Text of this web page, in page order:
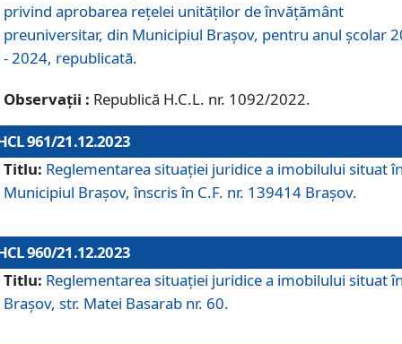
privind aprobarea rețelei unităților de învăţământ
preuniversitar, din Municipiul Braşov, pentru anul școlar
- 2024, republicată.
Observații : Republică H.C.L. nr. 1092/2022.
961/21.12.2023
Titlu: Reglementarea situației juridice a imobilului situat
Municipiul Brașov, înscris în C.F. nr. 139414 Brașov.
960/21.12.2023
Titlu: Reglementarea situației juridice a imobilului situat
Brașov, str. Matei Basarab nr. 60.